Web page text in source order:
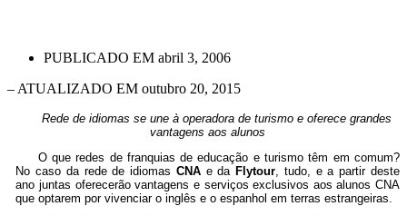
PUBLICADO EM abril 3, 2006
– ATUALIZADO EM outubro 20, 2015
Rede de idiomas se une à operadora de turismo e oferece grandes
vantagens aos alunos
O que redes de franquias de educação e turismo têm em comum?
No caso da rede de idiomas CNAe da Flytour, tudo, e a partir deste
ano juntas oferecerão vantagens e serviços exclusivos aos alunos CNA
que optarem por vivenciar o inglês e o espanhol em terras estrangeiras.